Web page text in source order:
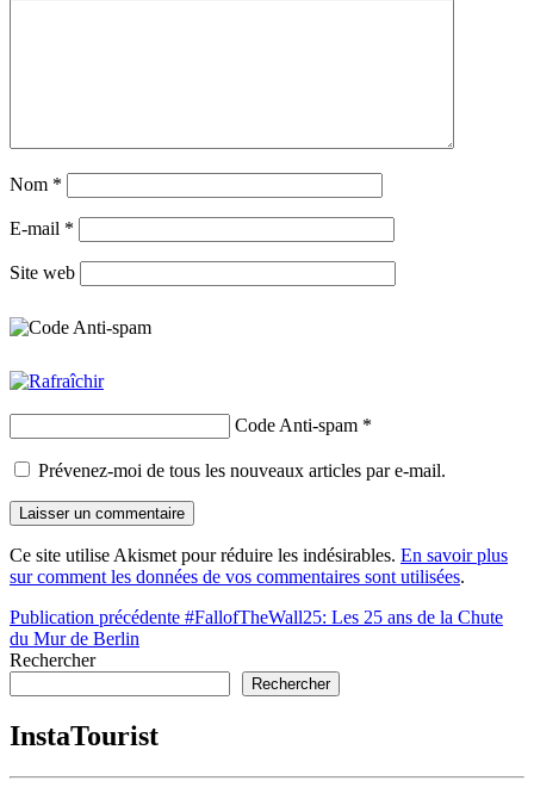
Nom *
E-mail *
Site web
Code Anti-spam *
Prévenez-moi de tous les nouveaux articles par e-mail.
Ce site utilise Akismet pour réduire les indésirables. En savoir plus
sur comment les données de vos commentaires sont utilisées.
Navigation
de
Publication précédente #FallofTheWall25: Les 25 ans de la Chute
du Mur de Berlin
Rechercher
Rechercher
InstaTourist